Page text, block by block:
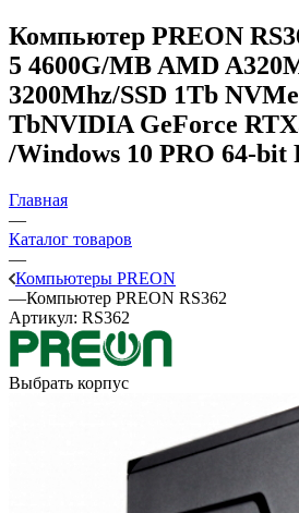
Компьютер PREON
5 4600G/MB AMD
3200Mhz/SSD 1Tb
TbNVIDIA GeForce
/Windows 10 PRO 64-bit
Главная
—
Каталог товаров
—
Компьютеры PREON
—Компьютер PREON RS362
Артикул: RS362
Выбрать корпус